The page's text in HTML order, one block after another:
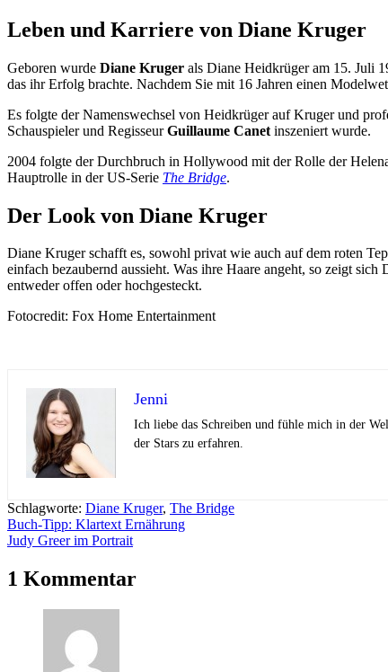
Leben und Karriere von Diane Kruger
Geboren wurde Diane Kruger als Diane Heidkrüger am 15. Juli
das ihr Erfolg brachte. Nachdem Sie mit 16 Jahren einen
Es folgte der Namenswechsel von Heidkrüger auf Kruger und
Schauspieler und RegisseurGuillaume Canet inszeniert wurde.
2004 folgte der Durchbruch in Hollywood mit der Rolle der
Hauptrolle in der US-Serie The Bridge.
Der Look von Diane Kruger
Diane Kruger schafft es, sowohl privat wie auch auf dem roten
einfach bezaubernd aussieht. Was ihre Haare angeht, so zeigt
entweder offen oder hochgesteckt.
Fotocredit: Fox Home Entertainment
Jenni
Ich liebe das Schreiben und fühle mich in der
der Stars zu erfahren.
Schlagworte: Diane Kruger, The Bridge
Beitragsnavigation
Buch-Tipp: Klartext Ernährung
Judy Greer im Portrait
1 Kommentar